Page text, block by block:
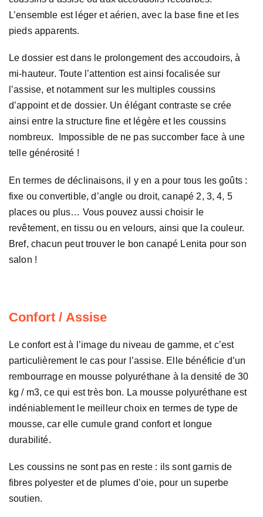
L’ensemble est léger et aérien, avec la base fine et les
pieds apparents.
Le dossier est dans le prolongement des accoudoirs, à
mi-hauteur. Toute l’attention est ainsi focalisée sur
l’assise, et notamment sur les multiples coussins
d’appoint et de dossier. Un élégant contraste se crée
ainsi entre la structure fine et légère et les coussins
nombreux. Impossible de ne pas succomber face à une
telle générosité !
En termes de déclinaisons, il y en a pour tous les goûts :
fixe ou convertible, d’angle ou droit, canapé 2, 3, 4, 5
places ou plus… Vous pouvez aussi choisir le
revêtement, en tissu ou en velours, ainsi que la couleur.
Bref, chacun peut trouver le bon canapé Lenita pour son
salon !
Confort / Assise
Le confort est à l’image du niveau de gamme, et c’est
particulièrement le cas pour l’assise. Elle bénéficie d’un
rembourrage en mousse polyuréthane à la densité de 30
kg / m3, ce qui est très bon. La mousse polyuréthane est
indéniablement le meilleur choix en termes de type de
mousse, car elle cumule grand confort et longue
durabilité.
Les coussins ne sont pas en reste : ils sont garnis de
fibres polyester et de plumes d’oie, pour un superbe
soutien.